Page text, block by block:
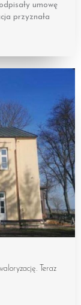
umowę
przyznała
Teraz